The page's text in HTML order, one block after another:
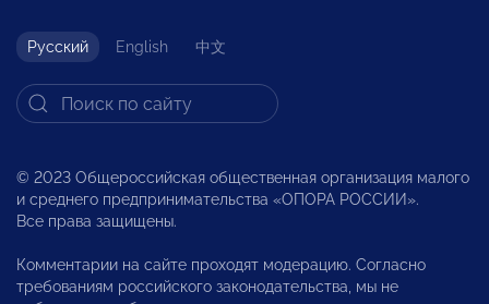
Русский English 中文
© 2023 Общероссийская общественная организация малого
и среднего предпринимательства «ОПОРА РОССИИ».
Все права защищены.
Комментарии на сайте проходят модерацию. Согласно
требованиям российского законодательства, мы не